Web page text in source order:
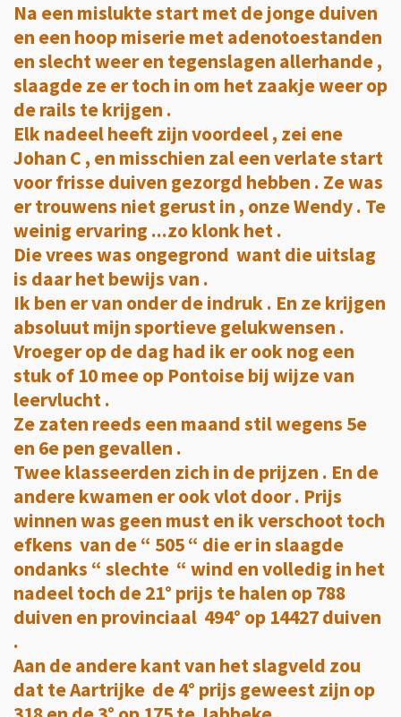
Na een mislukte start met de jonge duiven
en een hoop miserie met adenotoestanden
en slecht weer en tegenslagen allerhande ,
slaagde ze er toch in om het zaakje weer op
de rails te krijgen .
Elk nadeel heeft zijn voordeel , zei ene
Johan C , en misschien zal een verlate start
voor frisse duiven gezorgd hebben . Ze was
er trouwens niet gerust in , onze Wendy . Te
weinig ervaring ...zo klonk het .
Die vrees was ongegrond want die uitslag
is daar het bewijs van .
Ik ben er van onder de indruk . En ze krijgen
absoluut mijn sportieve gelukwensen .
Vroeger op de dag had ik er ook nog een
stuk of 10 mee op Pontoise bij wijze van
leervlucht .
Ze zaten reeds een maand stil wegens 5e
en 6e pen gevallen .
Twee klasseerden zich in de prijzen . En de
andere kwamen er ook vlot door . Prijs
winnen was geen must en ik verschoot toch
efkens van de “ 505 “ die er in slaagde
ondanks “ slechte “ wind en volledig in het
nadeel toch de 21° prijs te halen op 788
duiven en provinciaal 494° op 14427 duiven
.
Aan de andere kant van het slagveld zou
dat te Aartrijke de 4° prijs geweest zijn op